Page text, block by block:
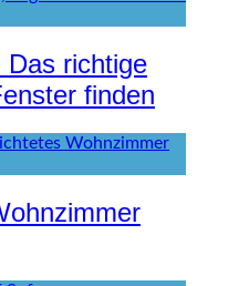
Das richtige
finden